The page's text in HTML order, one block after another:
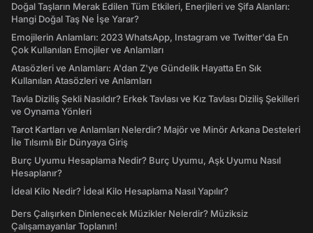
Doğal Taşların Merak Edilen Tüm Etkileri, Enerjileri ve Şifa Alanları:
Hangi Doğal Taş Ne İşe Yarar?
Emojilerin Anlamları: 2023 WhatsApp, Instagram ve Twitter'da En
Çok Kullanılan Emojiler ve Anlamları
Atasözleri ve Anlamları: A'dan Z'ye Gündelik Hayatta En Sık
Kullanılan Atasözleri ve Anlamları
Tavla Diziliş Şekli Nasıldır? Erkek Tavlası ve Kız Tavlası Diziliş Şekilleri
ve Oynama Yönleri
Tarot Kartları ve Anlamları Nelerdir? Majör ve Minör Arkana Desteleri
İle Tılsımlı Bir Dünyaya Giriş
Burç Uyumu Hesaplama Nedir? Burç Uyumu, Aşk Uyumu Nasıl
Hesaplanır?
İdeal Kilo Nedir? İdeal Kilo Hesaplama Nasıl Yapılır?
Ders Çalışırken Dinlenecek Müzikler Nelerdir? Müziksiz
Çalışamayanlar Toplanın!